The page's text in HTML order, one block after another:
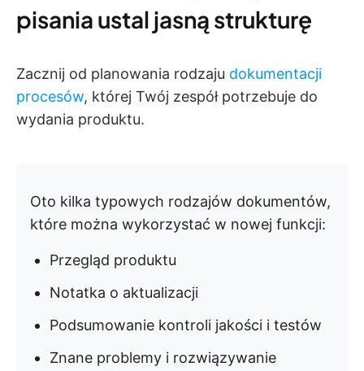
pisania ustal jasną strukturę
Zacznij od planowania rodzaju dokumentacji
procesów, której Twój zespół potrzebuje do
wydania produktu.
Oto kilka typowych rodzajów dokumentów,
które można wykorzystać w nowej funkcji:
Przegląd produktu
Notatka o aktualizacji
Podsumowanie kontroli jakości i testów
Znane problemy i rozwiązywanie